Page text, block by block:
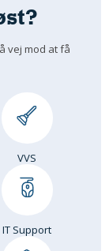
vej mod at få
VVS
IT Support